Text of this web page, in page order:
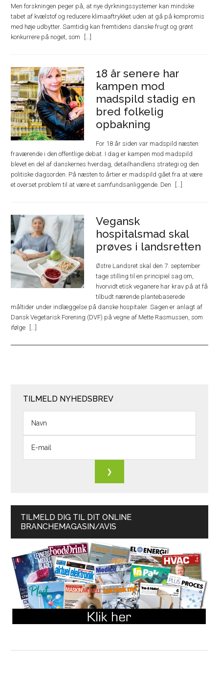
Men forskningen peger på, at nye dyrkningssystemer kan mindske
tabet af kvælstof og reducere klimaaftrykket uden at gå på kompromis
med høje udbytter. Samtidig kan fremtidens danske frugt og grønt
konkurrere på noget, som
18 år senere har
kampen mod
madspild stadig en
bred folkelig
opbakning
For 18 år siden var madspild næsten
fraværende i den offentlige debat. I dag er kampen mod madspild
blevet en del af danskernes hverdag, detailhandlens strategi og den
politiske dagsorden. På næsten to årtier er madspild gået fra at være
et overset problem til at være et samfundsanliggende. Den
Vegansk
hospitalsmad skal
prøves i landsretten
Østre Landsret skal den 7. september
tage stilling til en principiel sag om,
hvorvidt etisk veganere har krav på at få
tilbudt nærende plantebaserede
måltider under indlæggelse på danske hospitaler. Sagen er anlagt af
Dansk Vegetarisk Forening (DVF) på vegne af Mette Rasmussen, som
ifølge
TILMELD NYHEDSBREV
TILMELD DIG TIL DIT ONLINE
BRANCHEMAGASIN/AVIS